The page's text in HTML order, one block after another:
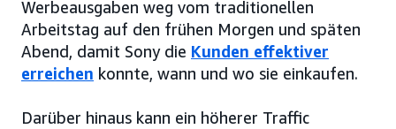
Werbeausgaben weg vom traditionellen
Arbeitstag auf den frühen Morgen und späten
Abend, damit Sony die Kunden effektiver
erreichen konnte, wann und wo sie einkaufen.
Darüber hinaus kann ein höherer Traffic